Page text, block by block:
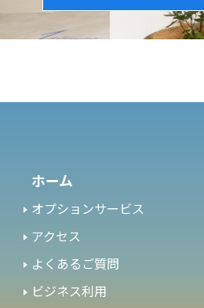
ホーム
オプションサービス
アクセス
よくあるご質問
ビジネス利用